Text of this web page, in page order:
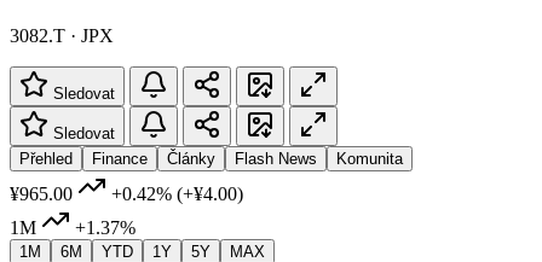
3082.T · JPX
Sledovat
Sledovat
Přehled
Finance Články Flash News Komunita
¥965.00 +0.42% (+¥4.00)
1M
+1.37%
1M 6M YTD 1Y 5Y MAX